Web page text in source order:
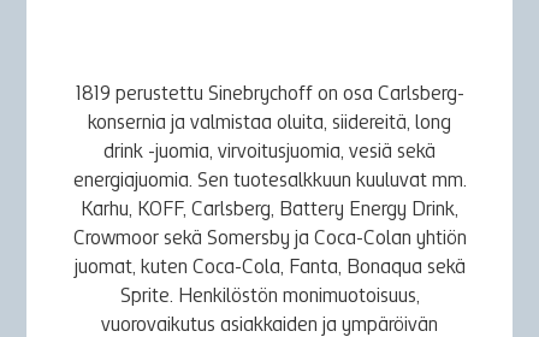
1819 perustettu Sinebrychoff on osa Carlsberg-
konsernia ja valmistaa oluita, siidereitä, long
drink -juomia, virvoitusjuomia, vesiä sekä
energiajuomia. Sen tuotesalkkuun kuuluvat mm.
Karhu, KOFF, Carlsberg, Battery Energy Drink,
Crowmoor sekä Somersby ja Coca-Colan yhtiön
juomat, kuten Coca-Cola, Fanta, Bonaqua sekä
Sprite. Henkilöstön monimuotoisuus,
vuorovaikutus asiakkaiden ja ympäröivän